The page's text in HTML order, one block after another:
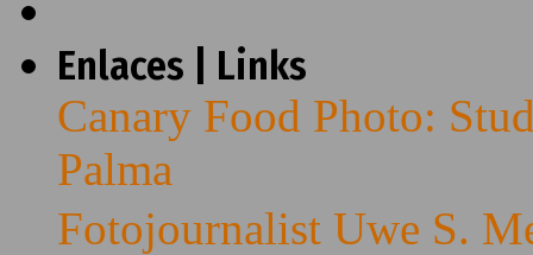
Enlaces | Links
Canary Food Photo:
Palma
Fotojournalist Uwe S.